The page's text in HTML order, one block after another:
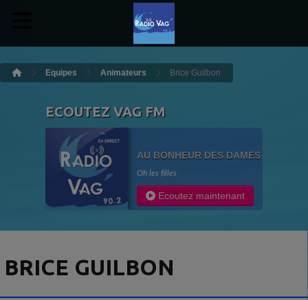
Equipes Animateurs Brice Guilbon
ECOUTEZ VAG FM
AU BONHEUR DES DAMES
Oh les filles
Ecoutez maintenant
BRICE GUILBON